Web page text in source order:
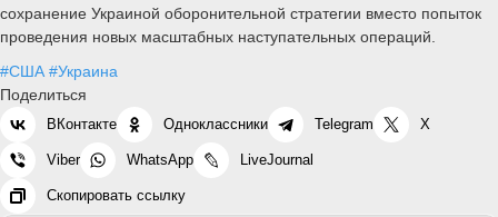
сохранение Украиной оборонительной стратегии вместо попыток
проведения новых масштабных наступательных операций.
#США #Украина
Поделиться
ВКонтакте Одноклассники Telegram X
Viber WhatsApp LiveJournal
Скопировать ссылку